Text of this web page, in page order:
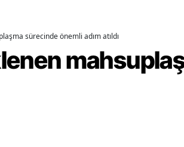
sürecinde önemli adım atıldı